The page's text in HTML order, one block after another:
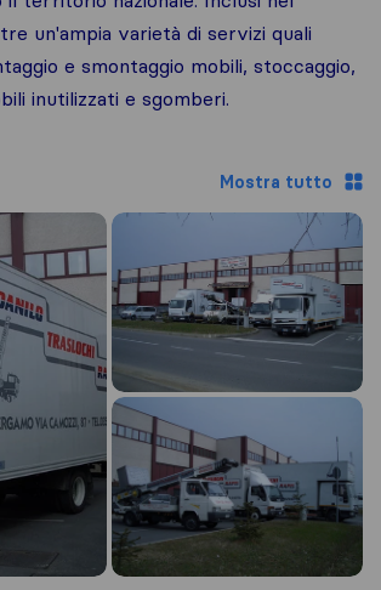
un'ampia varietà di servizi quali
e smontaggio mobili, stoccaggio,
inutilizzati e sgomberi.
Mostra tutto